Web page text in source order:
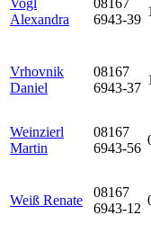
Vogl
Alexandra
08167
6943-39
Vrhovnik
Daniel
08167
6943-37
Weinzierl
Martin
08167
6943-56
Weiß Renate
08167
6943-12